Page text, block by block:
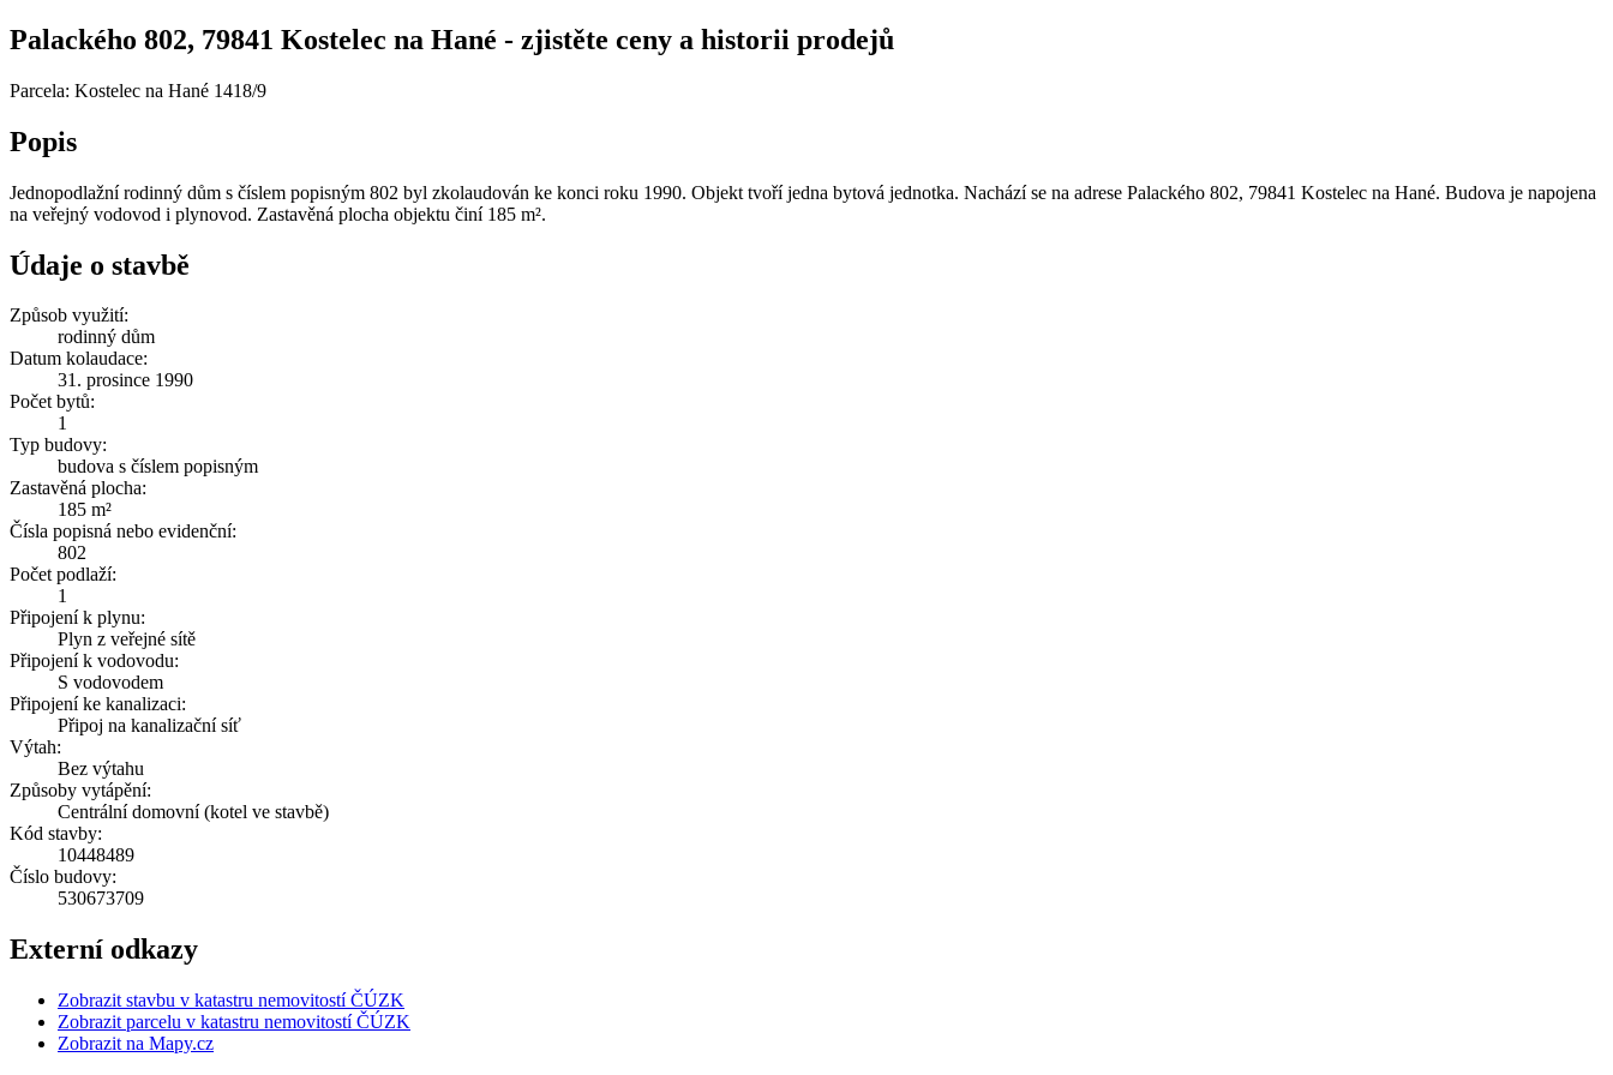
Palackého 802, 79841 Kostelec na Hané - zjistěte ceny a historii prodejů
Parcela: Kostelec na Hané 1418/9
Popis
Jednopodlažní rodinný dům s číslem popisným 802 byl zkolaudován ke konci roku 1990. Objekt tvoří jedna bytová jednotka. Nachází se na adrese Palackého 802, 79841 Kostelec na Hané. Budova je napojena
na veřejný vodovod i plynovod. Zastavěná plocha objektu činí 185 m².
Údaje o stavbě
Způsob využití:
rodinný dům
Datum kolaudace:
31. prosince 1990
Počet bytů:
1
Typ budovy:
budova s číslem popisným
Zastavěná plocha:
185 m²
Čísla popisná nebo evidenční:
802
Počet podlaží:
1
Připojení k plynu:
Plyn z veřejné sítě
Připojení k vodovodu:
S vodovodem
Připojení ke kanalizaci:
Připoj na kanalizační síť
Výtah:
Bez výtahu
Způsoby vytápění:
Centrální domovní (kotel ve stavbě)
Kód stavby:
10448489
Číslo budovy:
530673709
Externí odkazy
Zobrazit stavbu v katastru nemovitostí ČÚZK
Zobrazit parcelu v katastru nemovitostí ČÚZK
Zobrazit na Mapy.cz